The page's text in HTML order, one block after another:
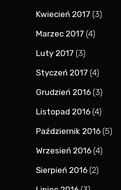
Kwiecień 2017 (3)
Marzec 2017 (4)
Luty 2017 (3)
Styczeń 2017 (4)
Grudzień 2016 (3)
Listopad 2016 (4)
Październik 2016 (5)
Wrzesień 2016 (4)
Sierpień 2016 (2)